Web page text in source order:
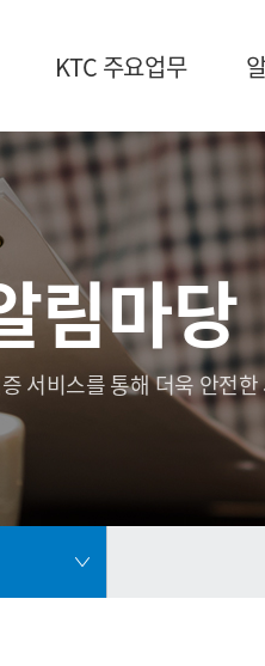
KTC 주요업무
림마당
서비스를 통해 더욱 안전